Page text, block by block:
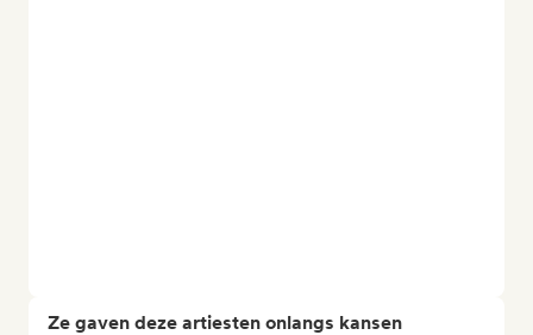
Ze gaven deze artiesten onlangs kansen